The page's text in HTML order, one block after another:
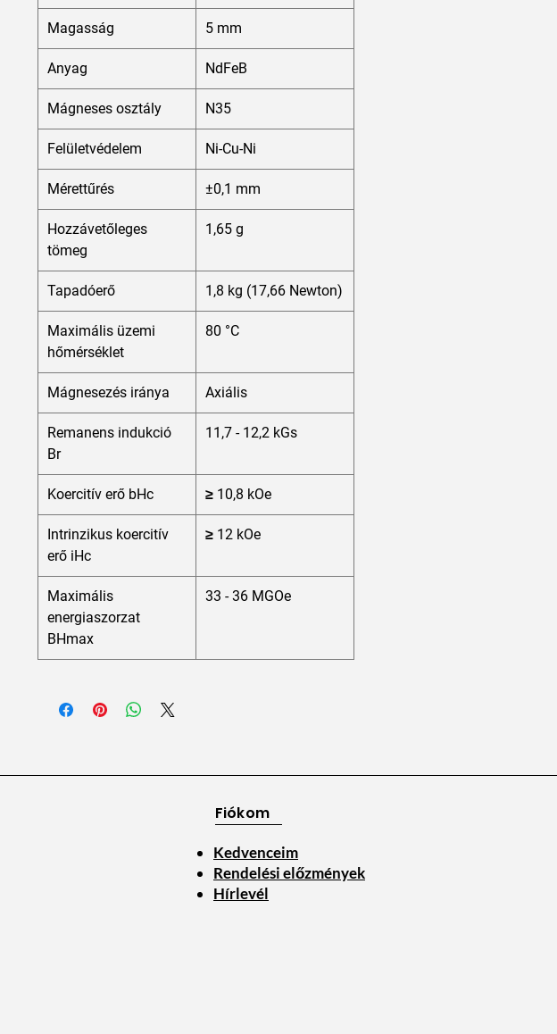
Magasság 5 mm
Anyag NdFeB
Mágneses osztály N35
Felületvédelem Ni-Cu-Ni
Mérettűrés ±0,1 mm
Hozzávetőleges
tömeg
1,65 g
Tapadóerő 1,8 kg (17,66 Newton)
Maximális üzemi
hőmérséklet
80 °C
Mágnesezés iránya Axiális
Remanens indukció
Br
11,7 - 12,2 kGs
Koercitív erő bHc ≥ 10,8 kOe
Intrinzikus koercitív
erő iHc
≥ 12 kOe
Maximális
energiaszorzat
BHmax
33 - 36 MGOe
Fiókom
Kedvenceim
Rendelési előzmények
Hírlevél